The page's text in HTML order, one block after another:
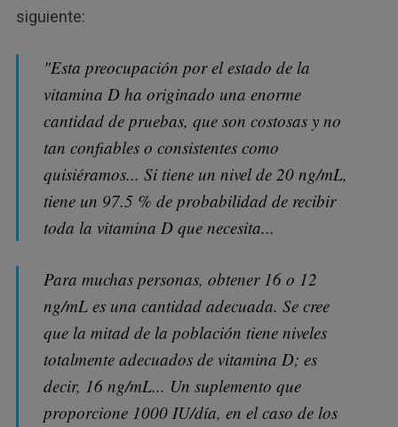
siguiente:
"Esta preocupación por el estado de la
vitamina D ha originado una enorme
cantidad de pruebas, que son costosas y no
tan confiables o consistentes como
quisiéramos... Si tiene un nivel de 20 ng/mL,
tiene un 97.5 % de probabilidad de recibir
toda la vitamina D que necesita...
Para muchas personas, obtener 16 o 12
ng/mL es una cantidad adecuada. Se cree
que la mitad de la población tiene niveles
totalmente adecuados de vitamina D; es
decir, 16 ng/mL... Un suplemento que
proporcione 1000 IU/día, en el caso de los